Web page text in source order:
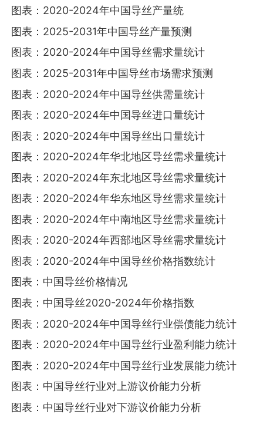
图表：2020-2024年中国导丝产量统
图表：2025-2031年中国导丝产量预测
图表：2020-2024年中国导丝需求量统计
图表：2025-2031年中国导丝市场需求预测
图表：2020-2024年中国导丝供需量统计
图表：2020-2024年中国导丝进口量统计
图表：2020-2024年中国导丝出口量统计
图表：2020-2024年华北地区导丝需求量统计
图表：2020-2024年东北地区导丝需求量统计
图表：2020-2024年华东地区导丝需求量统计
图表：2020-2024年中南地区导丝需求量统计
图表：2020-2024年西部地区导丝需求量统计
图表：2020-2024年中国导丝价格指数统计
图表：中国导丝价格情况
图表：中国导丝2020-2024年价格指数
图表：2020-2024年中国导丝行业偿债能力统计
图表：2020-2024年中国导丝行业盈利能力统计
图表：2020-2024年中国导丝行业发展能力统计
图表：中国导丝行业对上游议价能力分析
图表：中国导丝行业对下游议价能力分析